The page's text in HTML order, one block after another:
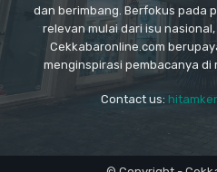
dan berimbang. Berfokus pada
relevan mulai dari isu
Cekkabaronline.com
menginspirasi pembacanya di
Contact us: